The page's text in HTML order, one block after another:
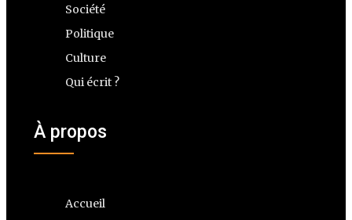
Société
Politique
Culture
Qui écrit ?
À propos
Accueil